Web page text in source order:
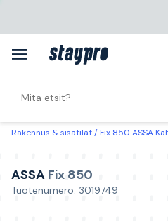
Rakennus & sisätilat Fix 850 ASSA
ASSA Fix 850
Tuotenumero: 3019749